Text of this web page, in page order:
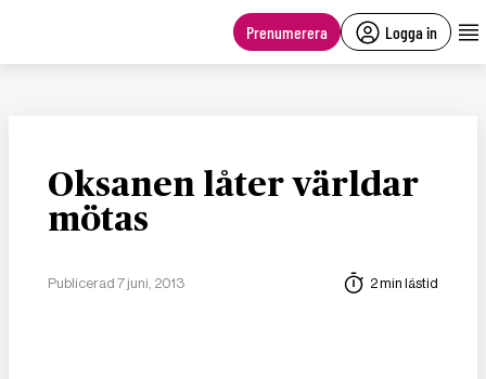
Prenumerera Logga in
Oksanen låter världar
mötas
Publicerad 7 juni, 2013 2 min lästid